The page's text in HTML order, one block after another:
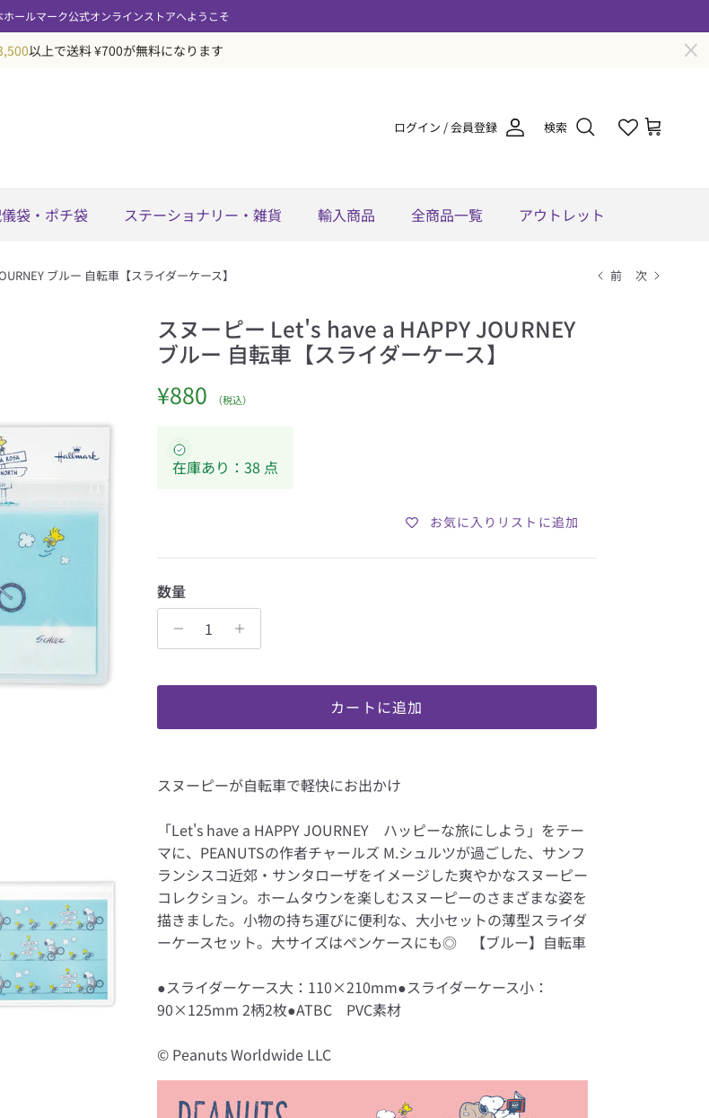
ホールマーク公式オンラインストアへようこそ
以上で送料 ¥700が無料になります
ログイン / 会員登録 検索
袋・ポチ袋 ステーショナリー・雑貨 輸入商品 全商品一覧 アウトレット
ブルー 自転車【スライダーケース】 前 次
スヌーピー Let's have a HAPPY JOURNEY
ブルー 自転車【スライダーケース】
定価
¥880
在庫あり：38 点
お気に入りリストに追加
数量
カートに追加
スヌーピーが自転車で軽快にお出かけ
「Let's have a HAPPY JOURNEY ハッピーな旅にしよう」をテー
マに、PEANUTSの作者チャールズ M.シュルツが過ごした、サンフ
ランシスコ近郊・サンタローザをイメージした爽やかなスヌーピー
コレクション。ホームタウンを楽しむスヌーピーのさまざまな姿を
描きました。小物の持ち運びに便利な、大小セットの薄型スライダ
ーケースセット。大サイズはペンケースにも◎ 【ブルー】自転車
●スライダーケース大：110×210mm●スライダーケース小：
90×125mm 2柄2枚●ATBC PVC素材
© Peanuts Worldwide LLC